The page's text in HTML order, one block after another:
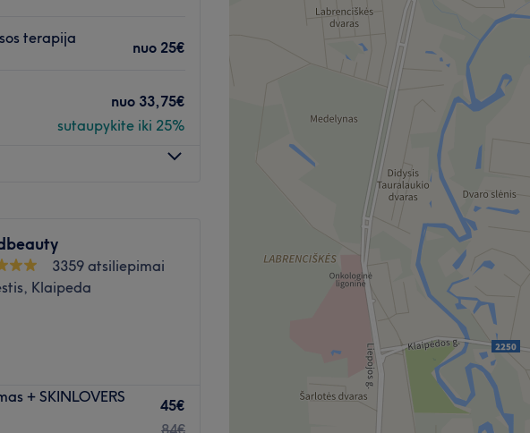
yra NEMOKAMAS.
susisiekimas iš
telefonu
Atidaryti salono profilį
terapija
nuo 25€
nuo 33,75€
sutaupykite iki 25%
Atidaryti salono profilį
3359 atsiliepimai
Klaipeda
+ SKINLOVERS
45€